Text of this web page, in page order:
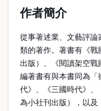
作者簡介
從事著述業、文藝評
類的著作。著書有《
出版）、《閱讀架空戰
編著書有與本書同為
代》、《三國時代》、
為小社刊出版），以及